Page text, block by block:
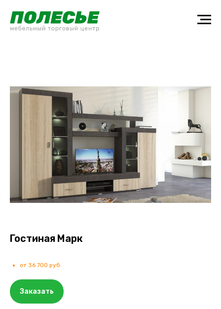
Гостиная Марк
от 36 700 руб.
Заказать